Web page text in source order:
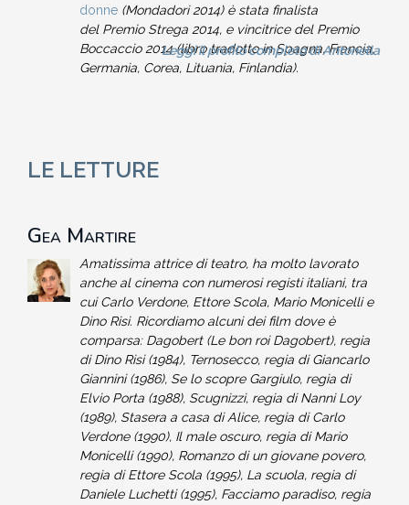
donne(Mondadori 2014) è stata finalista
del Premio Strega 2014, e vincitrice del Premio
Boccaccio 2014 (libro tradotto in Spagna, Francia,
Germania, Corea, Lituania, Finlandia).
Leggi il profilo completo di Antonella
LE LETTURE
Gea Martire
Amatissima attrice di teatro, ha molto lavorato
anche al cinema con numerosi registi italiani, tra
cui Carlo Verdone, Ettore Scola, Mario Monicelli e
Dino Risi. Ricordiamo alcuni dei film dove è
comparsa: Dagobert (Le bon roi Dagobert), regia
di Dino Risi (1984), Ternosecco, regia di Giancarlo
Giannini (1986), Se lo scopre Gargiulo, regia di
Elvio Porta (1988), Scugnizzi, regia di Nanni Loy
(1989), Stasera a casa di Alice, regia di Carlo
Verdone (1990), Il male oscuro, regia di Mario
Monicelli (1990), Romanzo di un giovane povero,
regia di Ettore Scola (1995), La scuola, regia di
Daniele Luchetti (1995), Facciamo paradiso, regia